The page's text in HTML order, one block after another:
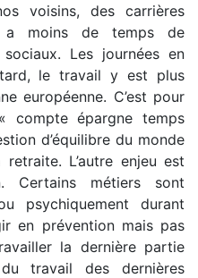
voisins, des carrières
a moins de temps de
Les journées en
le travail y est plus
européenne. C’est pour
compte épargne temps
d’équilibre du monde
L’autre enjeu est
Certains métiers sont
psychiquement durant
en prévention mais pas
la dernière partie
travail des dernières